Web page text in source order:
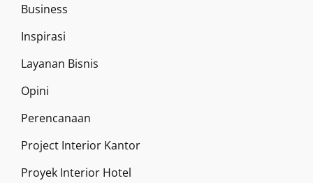
Business
Inspirasi
Layanan Bisnis
Opini
Perencanaan
Project Interior Kantor
Proyek Interior Hotel